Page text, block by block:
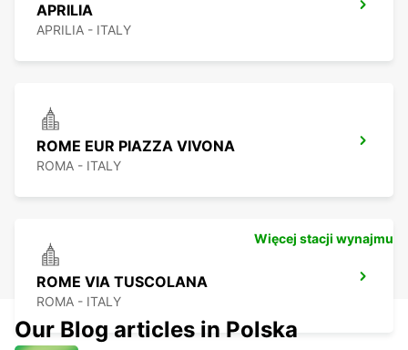
APRILIA
APRILIA - ITALY
ROME EUR PIAZZA VIVONA
ROMA - ITALY
ROME VIA TUSCOLANA
ROMA - ITALY
Więcej stacji wynajmu
Our Blog articles in Polska